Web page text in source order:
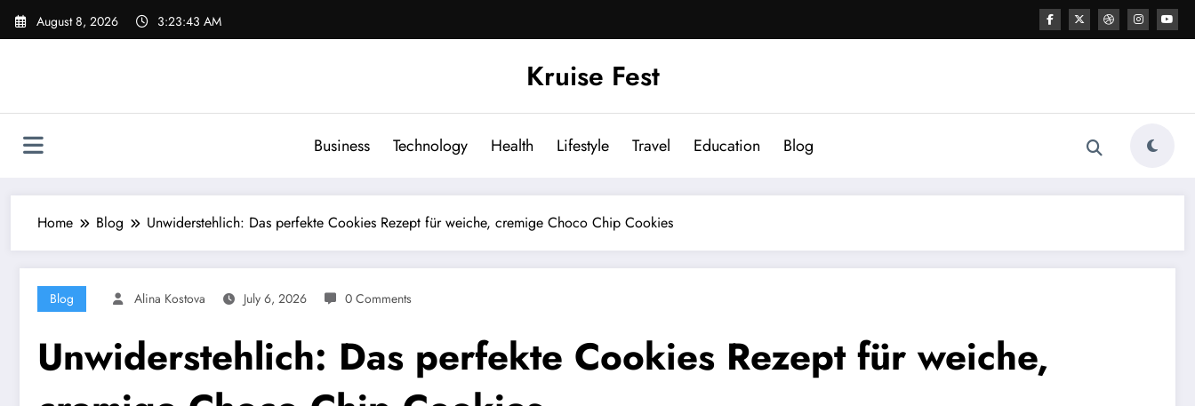
Skip
August 8, 2026 3:23:44 AM
Kruise Fest
Business Technology Health Lifestyle Travel Education Blog
Home Blog Unwiderstehlich: Das perfekte Cookies Rezept für weiche, cremige Choco Chip Cookies
Blog Alina Kostova July 6, 2026 0 Comments
Unwiderstehlich: Das perfekte Cookies Rezept für weiche,